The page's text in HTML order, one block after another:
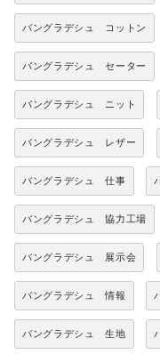
バングラデシュ コットン
バングラデシュ セーター
バングラデシュ ニット
バングラデシュ レザー
バングラデシュ 仕事
バングラデシュ 協力工場
バングラデシュ 展示会
バングラデシュ 情報
バングラデシュ 生地